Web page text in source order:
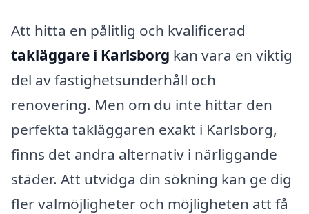
Att hitta en pålitlig och kvalificerad
takläggare i Karlsborg kan vara en viktig
del av fastighetsunderhåll och
renovering. Men om du inte hittar den
perfekta takläggaren exakt i Karlsborg,
finns det andra alternativ i närliggande
städer. Att utvidga din sökning kan ge dig
fler valmöjligheter och möjligheten att få